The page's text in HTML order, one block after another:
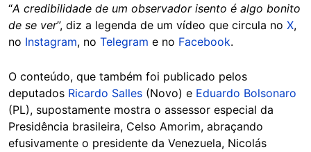
“A credibilidade de um observador isento é algo bonito
de se ver”, diz a legenda de um vídeo que circula no X,
no Instagram, no Telegram e no Facebook.
O conteúdo, que também foi publicado pelos
deputados Ricardo Salles (Novo) e Eduardo Bolsonaro
(PL), supostamente mostra o assessor especial da
Presidência brasileira, Celso Amorim, abraçando
efusivamente o presidente da Venezuela, Nicolás